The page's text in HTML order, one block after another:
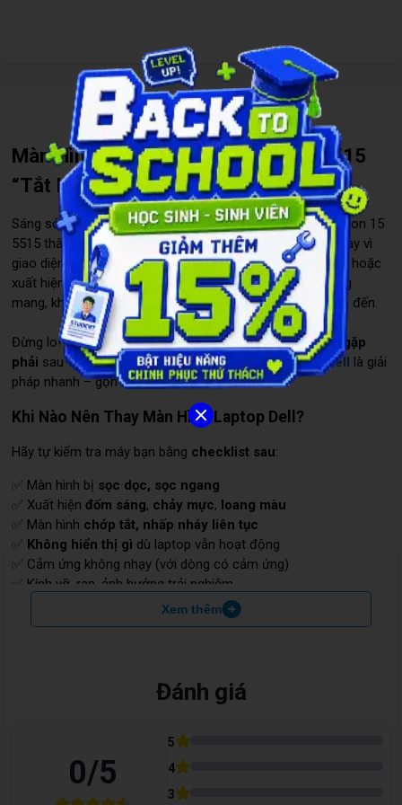
Đặc điểm nổi bật
Màn Hình Laptop Dell Inspiron 15 5515
“Tắt Lịm”? Đã Có Cách Giải Quyết
Sáng sớm, như thường lệ, bạn mở chiếc Laptop Dell Inspiron 15
5515 thân thuộc để bắt đầu một ngày làm việc. Nhưng thay vì
giao diện quen thuộc, màn hình chỉ hiện lên một màu đen hoặc
xuất hiện những sọc loang lổ bất thường. Cảm giác hoang
mang, khó chịu và không biết nên xử lý thế nào lập tức ập đến.
Đừng lo! Đó là tình trạng màrất nhiều người dùng Dell gặp
phải sau vài năm sử dụng. Vàthay màn hình laptop Dell là giải
pháp nhanh – gọn – hợp lý nhất.
Khi Nào Nên Thay Màn Hình Laptop Dell?
Hãy tự kiểm tra máy bạn bằng checklist sau:
✅ Màn hình bị sọc dọc, sọc ngang
✅ Xuất hiện đốm sáng, chảy mực, loang màu
✅ Màn hình chớp tắt, nhấp nháy liên tục
✅ Không hiển thị gì dù laptop vẫn hoạt động
✅ Cảm ứng không nhạy (với dòng có cảm ứng)
✅ Kính vỡ, rạn, ảnh hưởng trải nghiệm
1 dấu hiệu trở lên, đã đến lúc bạn nên tìm
Care Centerchúng tôi chuyên:
Xem thêm
Đánh giá
0/5
5
4
3